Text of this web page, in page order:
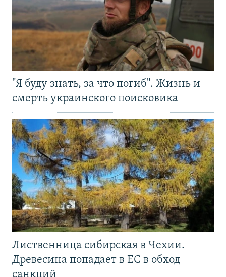
"Я буду знать, за что погиб". Жизнь и
смерть украинского поисковика
Лиственница сибирская в Чехии.
Древесина попадает в ЕС в обход